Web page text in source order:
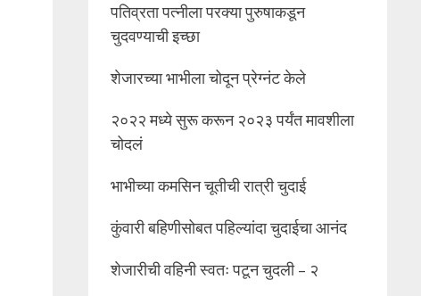
पतिव्रता पत्नीला परक्या पुरुषाकडून
चुदवण्याची इच्छा
शेजारच्या भाभीला चोदून प्रेग्नंट केले
२०२२ मध्ये सुरू करून २०२३ पर्यंत मावशीला
चोदलं
भाभीच्या कमसिन चूतीची रात्री चुदाई
कुंवारी बहिणीसोबत पहिल्यांदा चुदाईचा आनंद
शेजारीची वहिनी स्वतः पटून चुदली – २